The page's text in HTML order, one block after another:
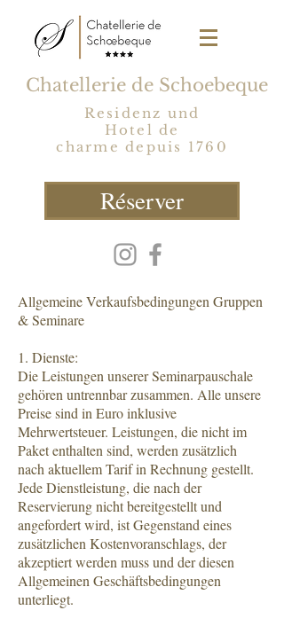
Chatellerie de Schoebeque
Residenz und
Hotel de
charme depuis 1760
Réserver
Allgemeine Verkaufsbedingungen Gruppen
& Seminare
1. Dienste:
Die Leistungen unserer Seminarpauschale
gehören untrennbar zusammen. Alle unsere
Preise sind in Euro inklusive
Mehrwertsteuer. Leistungen, die nicht im
Paket enthalten sind, werden zusätzlich
nach aktuellem Tarif in Rechnung gestellt.
Jede Dienstleistung, die nach der
Reservierung nicht bereitgestellt und
angefordert wird, ist Gegenstand eines
zusätzlichen Kostenvoranschlags, der
akzeptiert werden muss und der diesen
Allgemeinen Geschäftsbedingungen
unterliegt.